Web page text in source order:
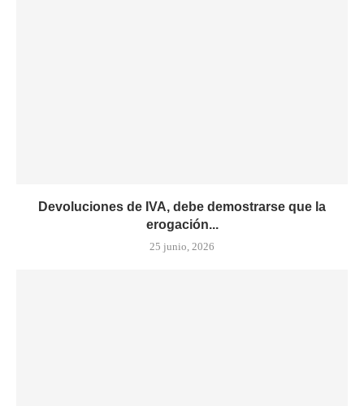
Devoluciones de IVA, debe demostrarse que la
erogación...
25 junio, 2026